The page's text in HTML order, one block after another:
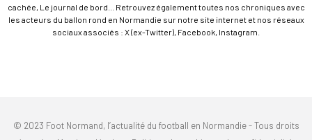
cachée, Le journal de bord... Retrouvez également toutes nos chroniques avec
les acteurs du ballon rond en Normandie sur notre site internet et nos réseaux
sociaux associés : X (ex-Twitter), Facebook, Instagram.
© 2023 Foot Normand, l’actualité du football en Normandie - Tous droits